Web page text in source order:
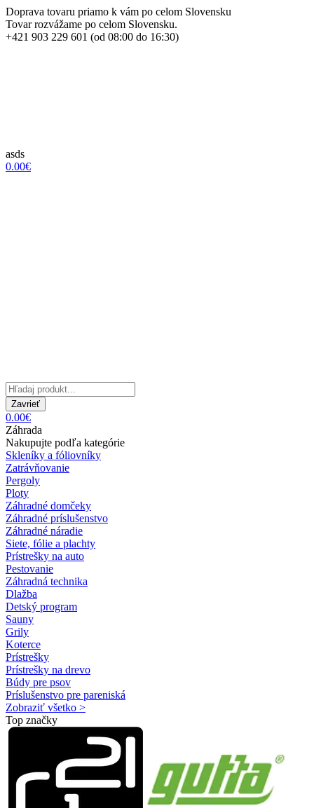
Doprava tovaru priamo k vám po celom Slovensku
Tovar rozvážame po celom Slovensku.
+421 903 229 601 (od 08:00 do 16:30)
asds
0.00€
Zavrieť
0.00€
Záhrada
Nakupujte podľa kategórie
Skleníky a fóliovníky
Zatrávňovanie
Pergoly
Ploty
Záhradné domčeky
Záhradné príslušenstvo
Záhradné náradie
Siete, fólie a plachty
Prístrešky na auto
Pestovanie
Záhradná technika
Dlažba
Detský program
Sauny
Grily
Koterce
Prístrešky
Prístrešky na drevo
Búdy pre psov
Príslušenstvo pre pareniská
Zobraziť všetko >
Top značky